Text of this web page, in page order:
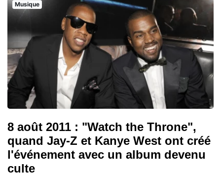
Musique
8 août 2011 : "Watch the Throne",
quand Jay-Z et Kanye West ont créé
l'événement avec un album devenu
culte